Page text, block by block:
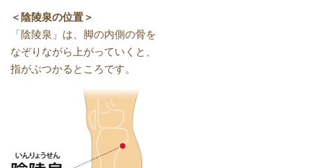
＜陰陵泉の位置＞
「陰陵泉」は、脚の内側の骨を
なぞりながら上がっていくと、
指がぶつかるところです。